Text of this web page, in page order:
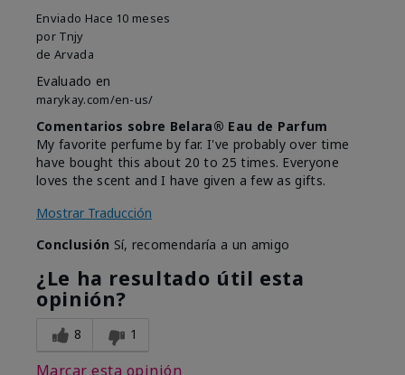
Enviado Hace 10 meses
por Tnjy
de Arvada
Evaluado en
marykay.com/en-us/
Comentarios sobre Belara® Eau de Parfum
My favorite perfume by far. I've probably over time
have bought this about 20 to 25 times. Everyone
loves the scent and I have given a few as gifts.
Mostrar Traducción
Conclusión Sí, recomendaría a un amigo
¿Le ha resultado útil esta
opinión?
8 1
Marcar esta opinión